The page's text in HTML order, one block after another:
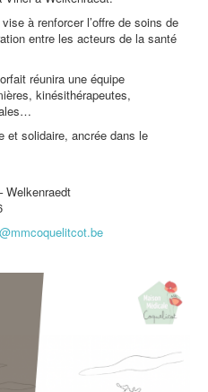
à renforcer l’offre de soins de
entre les acteurs de la santé
réunira une équipe
kinésithérapeutes,
et solidaire, ancrée dans le
Welkenraedt